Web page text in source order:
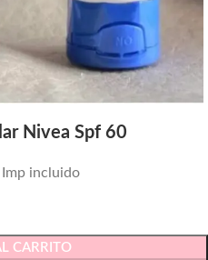
Nivea Spf 60
Imp incluido
CARRITO